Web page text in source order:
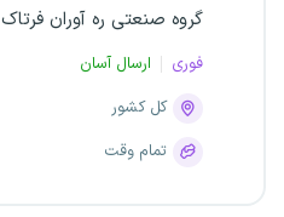
گروه صنعتی ره آوران فرتاک
فوری
ارسال آسان
کل کشور
تمام وقت